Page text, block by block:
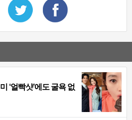
‘얼빡샷’에도 굴욕 없